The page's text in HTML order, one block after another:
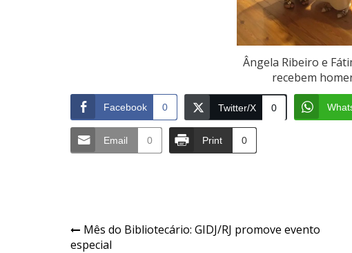
Ângela Ribeiro e
recebem
Facebook 0 Twitter/X 0
Email 0 Print 0
Navegação
Mês do Bibliotecário: GIDJ/RJ promove evento
especial